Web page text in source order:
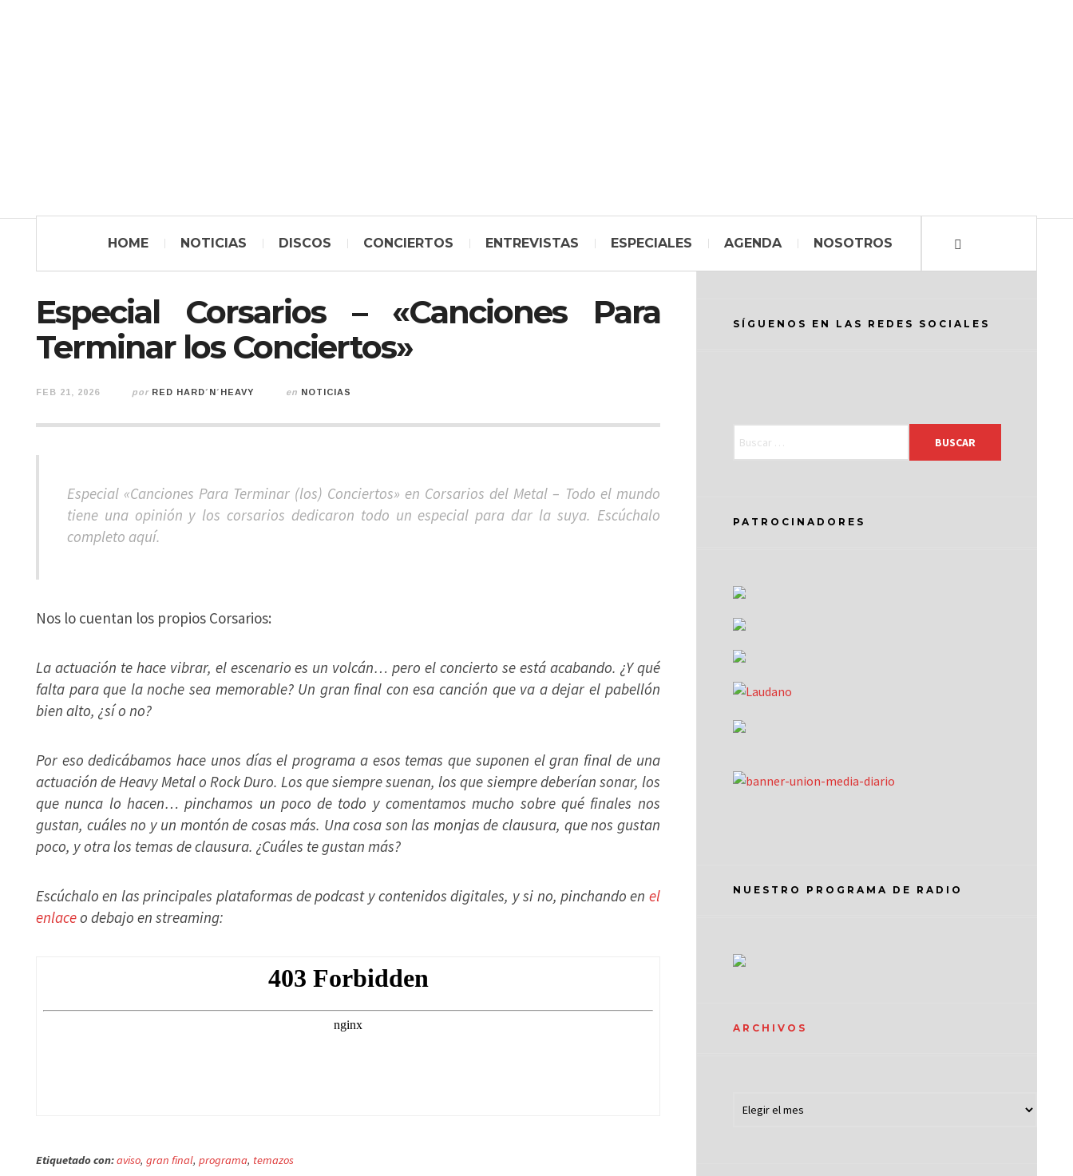
HOME NOTICIAS DISCOS CONCIERTOS ENTREVISTAS ESPECIALES AGENDA NOSOTROS
Especial Corsarios – «Canciones Para
Terminar los Conciertos»
FEB 21, 2026 por RED HARD´N´HEAVY en NOTICIAS
Especial «Canciones Para Terminar (los) Conciertos» en Corsarios del Metal – Todo el mundo
tiene una opinión y los corsarios dedicaron todo un especial para dar la suya. Escúchalo
completo aquí.
Nos lo cuentan los propios Corsarios:
La actuación te hace vibrar, el escenario es un volcán… pero el concierto se está acabando. ¿Y qué
falta para que la noche sea memorable? Un gran final con esa canción que va a dejar el pabellón
bien alto, ¿sí o no?
Por eso dedicábamos hace unos días el programa a esos temas que suponen el gran final de una
actuación de Heavy Metal o Rock Duro. Los que siempre suenan, los que siempre deberían sonar, los
que nunca lo hacen… pinchamos un poco de todo y comentamos mucho sobre qué finales nos
gustan, cuáles no y un montón de cosas más. Una cosa son las monjas de clausura, que nos gustan
poco, y otra los temas de clausura. ¿Cuáles te gustan más?
Escúchalo en las principales plataformas de podcast y contenidos digitales, y si no, pinchando en el
enlaceo debajo en streaming:
Etiquetado con:aviso, gran final, programa, temazos
SÍGUENOS EN LAS REDES SOCIALES
PATROCINADORES
NUESTRO PROGRAMA DE RADIO
ARCHIVOS